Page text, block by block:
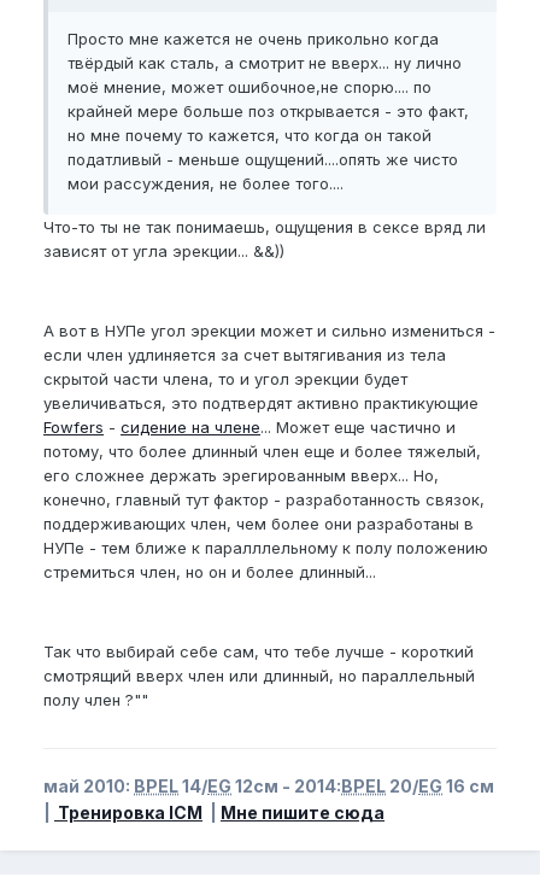
Просто мне кажется не очень прикольно когда
твёрдый как сталь, а смотрит не вверх... ну лично
моё мнение, может ошибочное,не спорю.... по
крайней мере больше поз открывается - это факт,
но мне почему то кажется, что когда он такой
податливый - меньше ощущений....опять же чисто
мои рассуждения, не более того....
Что-то ты не так понимаешь, ощущения в сексе вряд ли
зависят от угла эрекции... &&))
А вот в НУПе угол эрекции может и сильно измениться -
если член удлиняется за счет вытягивания из тела
скрытой части члена, то и угол эрекции будет
увеличиваться, это подтвердят активно практикующие
Fowfers - сидение на члене... Может еще частично и
потому, что более длинный член еще и более тяжелый,
его сложнее держать эрегированным вверх... Но,
конечно, главный тут фактор - разработанность связок,
поддерживающих член, чем более они разработаны в
НУПе - тем ближе к паралллельному к полу положению
стремиться член, но он и более длинный...
Так что выбирай себе сам, что тебе лучше - короткий
смотрящий вверх член или длинный, но параллельный
полу член ?""
май 2010: BPEL14/EG 12см - 2014:BPEL 20/EG 16 см
Тренировка ICM Мне пишите сюда